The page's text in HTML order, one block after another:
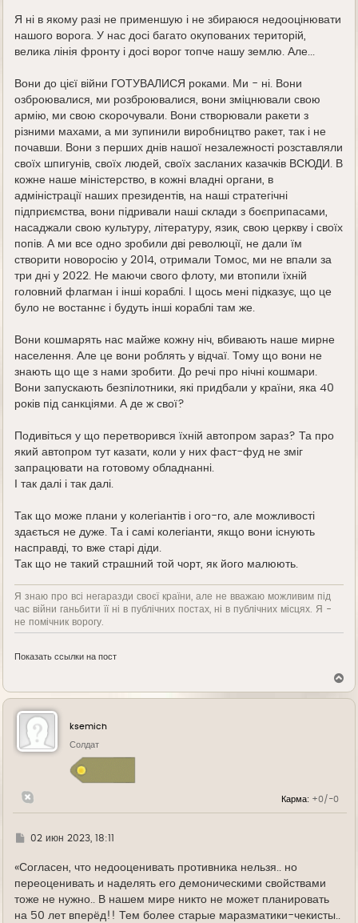
Я ні в якому разі не применшую і не збираюся недооцінювати
нашого ворога. У нас досі багато окупованих територій,
велика лінія фронту і досі ворог топче нашу землю. Але...
Вони до цієї війни ГОТУВАЛИСЯ роками. Ми - ні. Вони
озброювалися, ми розброювалися, вони зміцнювали свою
армію, ми свою скорочували. Вони створювали ракети з
різними махами, а ми зупинили виробництво ракет, так і не
почавши. Вони з перших днів нашої незалежності розставляли
своїх шпигунів, своїх людей, своїх засланих казачків ВСЮДИ. В
кожне наше міністерство, в кожні владні органи, в
адміністрації наших президентів, на наші стратегічні
підприємства, вони підривали наші склади з боєприпасами,
насаджали свою культуру, літературу, язик, свою церкву і своїх
попів. А ми все одно зробили дві революції, не дали їм
створити новоросію у 2014, отримали Томос, ми не впали за
три дні у 2022. Не маючи свого флоту, ми втопили їхній
головний флагман і інші кораблі. І щось мені підказує, що це
було не востаннє і будуть інші кораблі там же.
Вони кошмарять нас майже кожну ніч, вбивають наше мирне
населення. Але це вони роблять у відчаї. Тому що вони не
знають що ще з нами зробити. До речі про нічні кошмари.
Вони запускають безпілотники, які придбали у країни, яка 40
років під санкціями. А де ж свої?
Подивіться у що перетворився їхній автопром зараз? Та про
який автопром тут казати, коли у них фаст-фуд не зміг
запрацювати на готовому обладнанні.
І так далі і так далі.
Так що може плани у колегіантів і ого-го, але можливості
здається не дуже. Та і самі колегіанти, якщо вони існують
насправді, то вже старі діди.
Так що не такий страшний той чорт, як його малюють.
Я знаю про всі негаразди своєї країни, але не вважаю можливим під
час війни ганьбити її ні в публічних постах, ні в публічних місцях. Я -
не помічник ворогу.
Показать ссылки на пост
р
ч
ksemich
Солдат
Карма: +0/-0
Г02 июн 2023, 18:11
«Согласен, что недооценивать противника нельзя.. но
переоценивать и наделять его демоническими свойствами
тоже не нужно.. В нашем мире никто не может планировать
на 50 лет вперёд!! Тем более старые маразматики-чекисты..